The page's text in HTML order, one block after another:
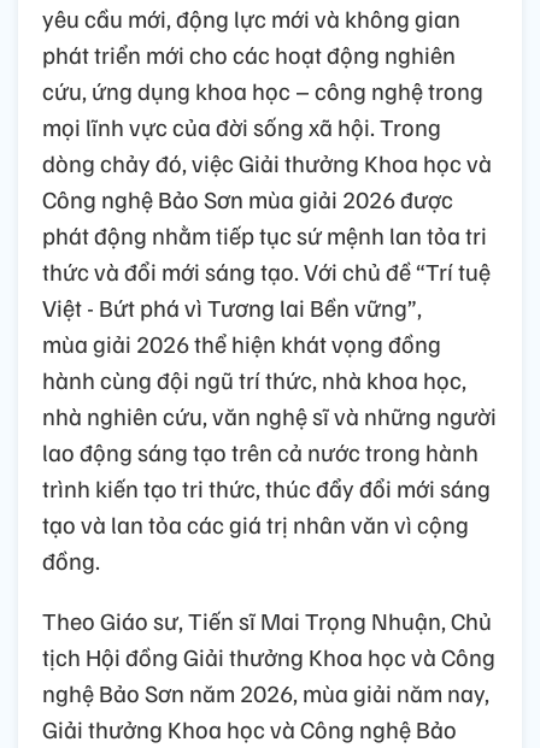
yêu cầu mới, động lực mới và không gian
phát triển mới cho các hoạt động nghiên
cứu, ứng dụng khoa học – công nghệ trong
mọi lĩnh vực của đời sống xã hội. Trong
dòng chảy đó, việc Giải thưởng Khoa học và
Công nghệ Bảo Sơn mùa giải 2026 được
phát động nhằm tiếp tục sứ mệnh lan tỏa tri
thức và đổi mới sáng tạo. Với chủ đề “Trí tuệ
Việt - Bứt phá vì Tương lai Bền vững”,
mùa giải 2026 thể hiện khát vọng đồng
hành cùng đội ngũ trí thức, nhà khoa học,
nhà nghiên cứu, văn nghệ sĩ và những người
lao động sáng tạo trên cả nước trong hành
trình kiến tạo tri thức, thúc đẩy đổi mới sáng
tạo và lan tỏa các giá trị nhân văn vì cộng
đồng.
Theo Giáo sư, Tiến sĩ Mai Trọng Nhuận, Chủ
tịch Hội đồng Giải thưởng Khoa học và Công
nghệ Bảo Sơn năm 2026, mùa giải năm nay,
Giải thưởng Khoa học và Công nghệ Bảo